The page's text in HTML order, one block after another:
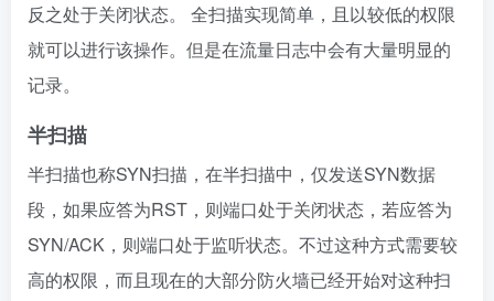
反之处于关闭状态。 全扫描实现简单，且以较低的权限
就可以进行该操作。但是在流量日志中会有大量明显的
记录。
半扫描
半扫描也称SYN扫描，在半扫描中，仅发送SYN数据
段，如果应答为RST，则端口处于关闭状态，若应答为
SYN/ACK，则端口处于监听状态。不过这种方式需要较
高的权限，而且现在的大部分防火墙已经开始对这种扫